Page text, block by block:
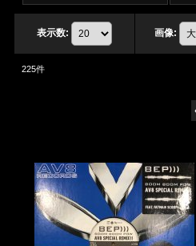
表示数: 画像:
225件